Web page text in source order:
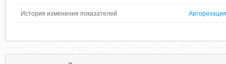
История изменения показателей Авторизация